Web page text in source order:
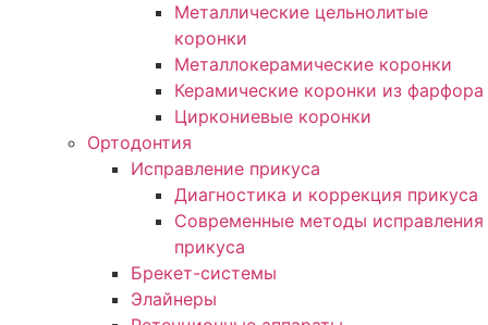
Металлические цельнолитые
коронки
Металлокерамические коронки
Керамические коронки из фарфора
Циркониевые коронки
Ортодонтия
Исправление прикуса
Диагностика и коррекция прикуса
Современные методы исправления
прикуса
Брекет-системы
Элайнеры